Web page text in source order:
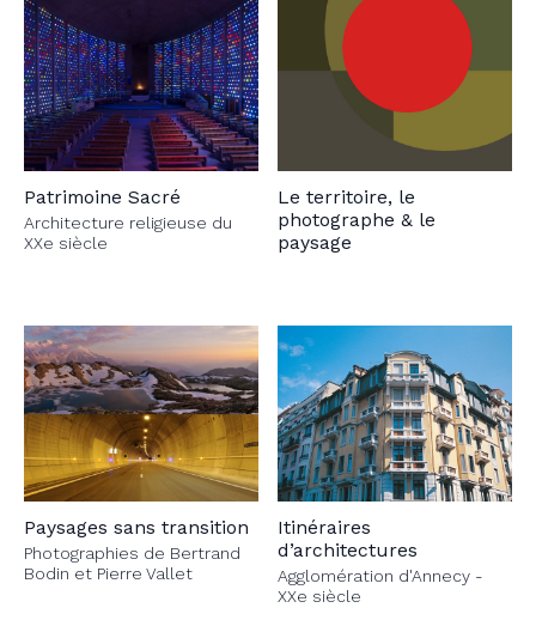
Patrimoine Sacré
Architecture religieuse du
XXe siècle
Le territoire, le
photographe & le
paysage
Paysages sans transition
Photographies de Bertrand
Bodin et Pierre Vallet
Itinéraires
d’architectures
Agglomération d'Annecy -
XXe siècle